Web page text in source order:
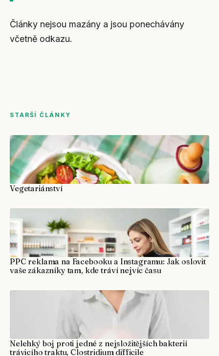
Články nejsou mazány a jsou ponechávány
včetně odkazu.
STARŠÍ ČLÁNKY
Vegetariánství
PPC reklama na Facebooku a Instagramu: Jak oslovit
vaše zákazníky tam, kde tráví nejvíc času
Nelehký boj proti jedné z nejsložitějších bakterií
trávicího traktu, Clostridium difficile